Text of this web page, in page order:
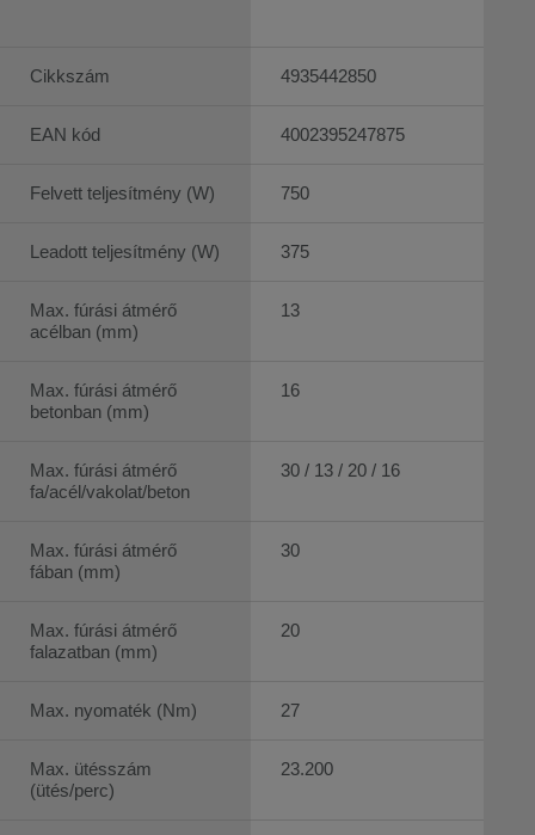
Cikkszám
EAN kód
Felvett teljesítmény (W)
Leadott teljesítmény (W)
Max. fúrási átmérő
acélban (mm)
Max. fúrási átmérő
betonban (mm)
Max. fúrási átmérő
fa/acél/vakolat/beton
Max. fúrási átmérő
fában (mm)
Max. fúrási átmérő
falazatban (mm)
Max. nyomaték (Nm)
Max. ütésszám
(ütés/perc)
4935442850
4002395247875
750
375
13
16
30 / 13 / 20 / 16
30
20
27
23.200